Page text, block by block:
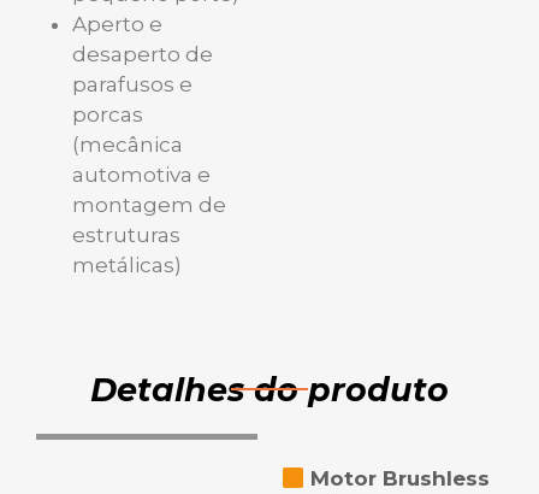
Aperto e
desaperto de
parafusos e
porcas
(mecânica
automotiva e
montagem de
estruturas
metálicas)
Detalhes do produto
Motor Brushless